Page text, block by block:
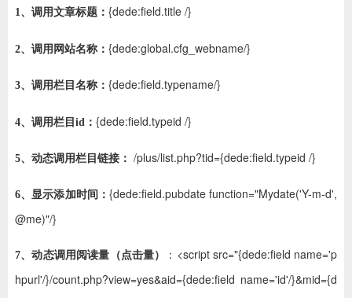
日记
其它
在线工具
优秀个人博客
省钱帮
ChatGPT
登录
1、调用文章标题：{dede:field.title /}
2、调用网站名称：{dede:global.cfg_webname/}
3、调用栏目名称：{dede:field.typename/}
4、调用栏目id：{dede:field.typeid /}
5、动态调用栏目链接： /plus/list.php?tid={dede:field.typeid /}
6、显示添加时间： {dede:field.pubdate function="Mydate('Y-m-d',
@me)"/}
7、动态调用阅读量（点击量）
：<script src="{dede:field name='p
hpurl'/}/count.php?view=yes&aid={dede:field name='id'/}&mid={d